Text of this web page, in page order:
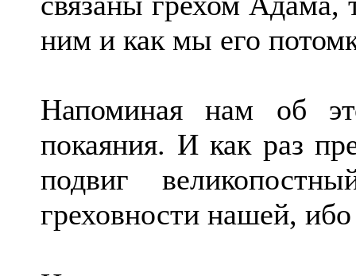
ним и как мы его
Напоминая нам об
покаяния. И как раз
подвиг
греховности нашей,